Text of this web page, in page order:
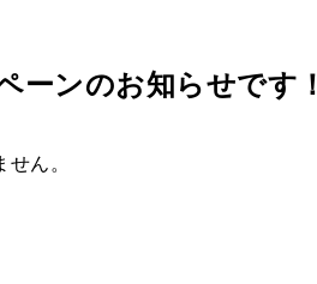
ーンのお知らせです！
ん。